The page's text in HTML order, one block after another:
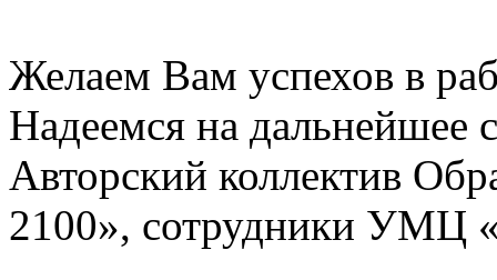
Желаем Вам успехов в
Надеемся на дальнейшее
Авторский коллектив
2100», сотрудники УМЦ